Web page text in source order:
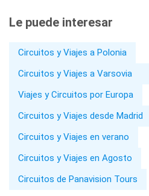
Le puede interesar
Circuitos y Viajes a Polonia
Circuitos y Viajes a Varsovia
Viajes y Circuitos por Europa
Circuitos y Viajes desde Madrid
Circuitos y Viajes en verano
Circuitos y Viajes en Agosto
Circuitos de Panavision Tours